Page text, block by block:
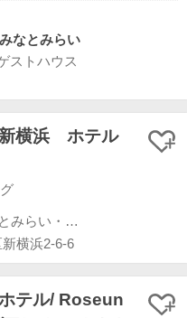
なとみらい
ストハウス
横浜 ホテル
新横浜駅 (横浜・みなとみらい・新横浜・川崎)
横浜2-6-6
テル/ Roseun